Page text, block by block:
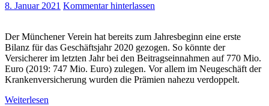
8. Januar 2021 Kommentar hinterlassen
Der Münchener Verein hat bereits zum Jahresbeginn eine erste
Bilanz für das Geschäftsjahr 2020 gezogen. So könnte der
Versicherer im letzten Jahr bei den Beitragseinnahmen auf 770 Mio.
Euro (2019: 747 Mio. Euro) zulegen. Vor allem im Neugeschäft der
Krankenversicherung wurden die Prämien nahezu verdoppelt.
Weiterlesen